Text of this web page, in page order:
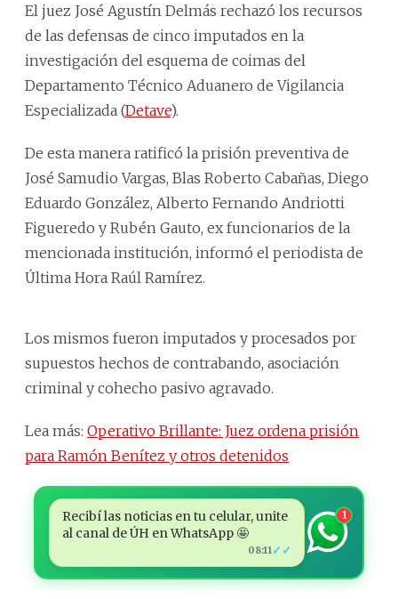
El juez José Agustín Delmás rechazó los recursos
de las defensas de cinco imputados en la
investigación del esquema de coimas del
Departamento Técnico Aduanero de Vigilancia
Especializada (Detave).
De esta manera ratificó la prisión preventiva de
José Samudio Vargas, Blas Roberto Cabañas, Diego
Eduardo González, Alberto Fernando Andriotti
Figueredo y Rubén Gauto, ex funcionarios de la
mencionada institución, informó el periodista de
Última Hora Raúl Ramírez.
Los mismos fueron imputados y procesados por
supuestos hechos de contrabando, asociación
criminal y cohecho pasivo agravado.
Lea más: Operativo Brillante: Juez ordena prisión
para Ramón Benítez y otros detenidos
Recibí las noticias en tu celular, unite
al canal de ÚH en WhatsApp 🤩
08:11 ✓✓
1